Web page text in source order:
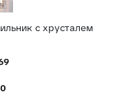
с хрусталем